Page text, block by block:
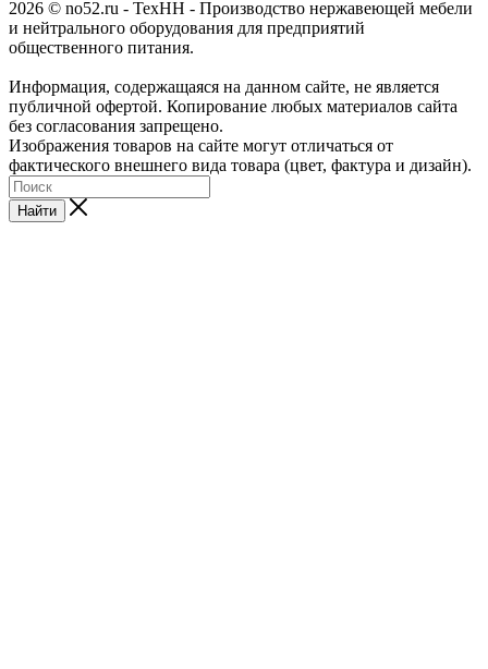
2026 © no52.ru - ТехНН - Производство нержавеющей мебели
и нейтрального оборудования для предприятий
общественного питания.
Информация, содержащаяся на данном сайте, не является
публичной офертой. Копирование любых материалов сайта
без согласования запрещено.
Изображения товаров на сайте могут отличаться от
фактического внешнего вида товара (цвет, фактура и дизайн).
Найти